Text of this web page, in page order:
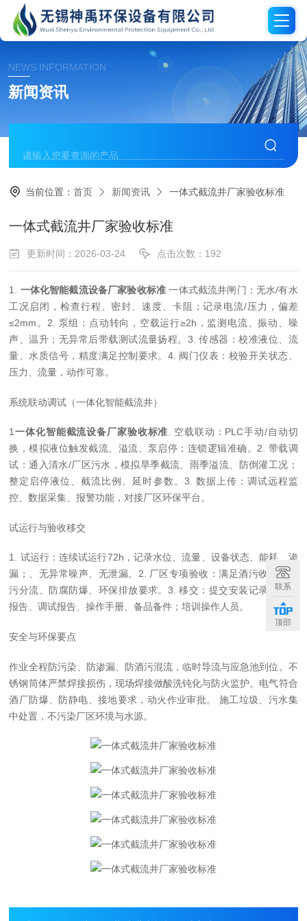
NEWS INFORMATION
新闻资讯
当前位置：首页 新闻资讯 一体式截流井厂家验收标准
一体式截流井厂家验收标准
更新时间：2026-03-24 点击次数：192
1. 一体化智能截流设备厂家验收标准 一体式截流井闸门：无水/有水
工况启闭，检查行程、密封、速度、卡阻；记录电流/压力，偏差
≤2mm。2. 泵组：点动转向，空载运行≥2h，监测电流、振动、噪
声、温升；无异常后带载测试流量扬程。3. 传感器：校准液位、流
量、水质信号，精度满足控制要求。4. 阀门仪表：校验开关状态、
压力、流量，动作可靠。
系统联动调试（一体化智能截流井）
1 一体化智能截流设备厂家验收标准 . 空载联动：PLC手动/自动切
换，模拟液位触发截流、溢流、泵启停；连锁逻辑准确。2. 带载调
试：通入清水/厂区污水，模拟旱季截流、雨季溢流、防倒灌工况；
整定启停液位、截流比例、延时参数。3. 数据上传：调试远程监
控、数据采集、报警功能，对接厂区环保平台。
试运行与验收移交
1. 试运行：连续试运行72h，记录水位、流量、设备状态、能耗、渗
漏；、无异常噪声、无泄漏。2. 厂区专项验收：满足酒污收集、雨
污分流、防腐防爆、环保排放要求。3. 移交：提交安装记录、试验
报告、调试报告、操作手册、备品备件；培训操作人员。
安全与环保要点
作业全程防污染、防渗漏、防酒污混流，临时导流与应急池到位。不
锈钢筒体严禁焊接损伤，现场焊接做酸洗钝化与防火监护。电气符合
酒厂防爆、防静电、接地要求，动火作业审批。 施工垃圾、污水集
中处置，不污染厂区环境与水源。
联系
顶部